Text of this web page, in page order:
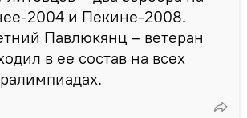
2004 и Пекине-2008.
Павлюкянц – ветеран
в ее состав на всех